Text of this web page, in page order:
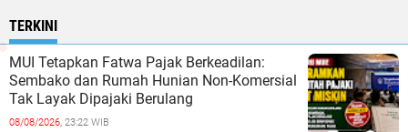
TERKINI
MUI Tetapkan Fatwa Pajak Berkeadilan:
Sembako dan Rumah Hunian Non-Komersial
Tak Layak Dipajaki Berulang
08/08/2026, 23:22 WIB